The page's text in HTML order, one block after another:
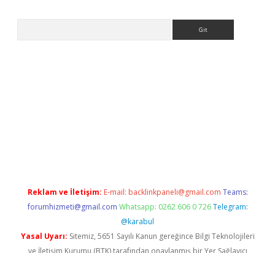
Reklam ve İletişim: E-mail: backlinkpaneli@gmail.com Teams:
forumhizmeti@gmail.com Whatsapp: 0262 606 0 726 Telegram:
@karabul
Yasal Uyarı: Sitemiz, 5651 Sayılı Kanun gereğince Bilgi Teknolojileri
ve İletişim Kurumu (BTK) tarafından onaylanmış bir Yer Sağlayıcı